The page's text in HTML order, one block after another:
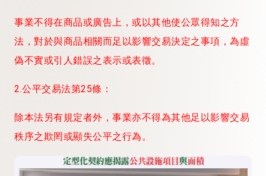
事業不得在商品或廣告上，或以其他使公眾得知之方
法，對於與商品相關而足以影響交易決定之事項，為虛
偽不實或引人錯誤之表示或表徵。
2.公平交易法第25條：
除本法另有規定者外，事業亦不得為其他足以影響交易
秩序之欺罔或顯失公平之行為。